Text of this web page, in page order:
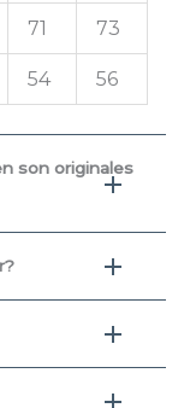
71 73
54 56
son originales